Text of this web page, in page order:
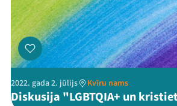
2022. gada 2. jūlijs Kvīru nams
Diskusija "LGBTQIA+ un